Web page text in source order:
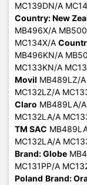
MC139DN/A
Country: New
MB496X/A
MC134X/A
MB496KN/A
MC133KN/A
Movil MB489LZ/
MC132LZ/A
Claro MB489LA/
MC132LA/A
TM SAC
MC132LA/A
Brand: Globe
MC131PP/A
Poland Brand: